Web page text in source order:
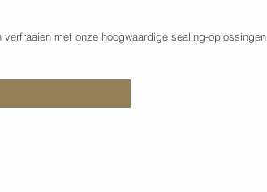
met onze hoogwaardige sealing-oplossingen.